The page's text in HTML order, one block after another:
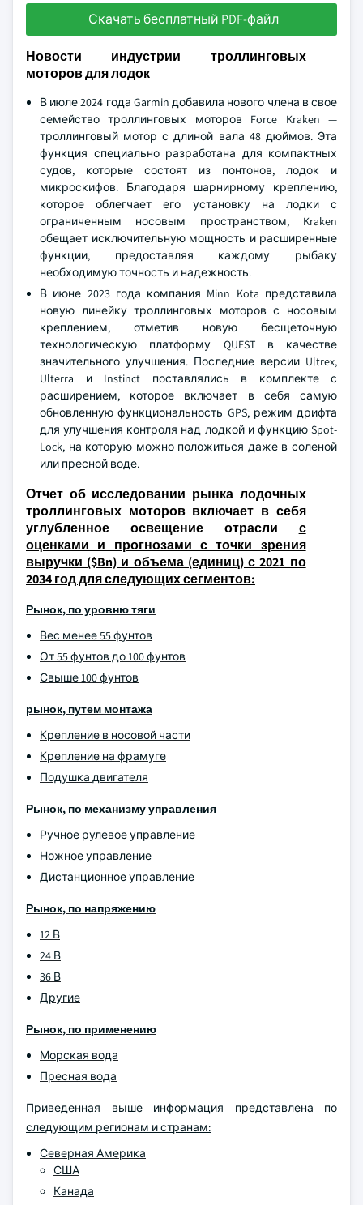
Скачать бесплатный PDF-файл
Новости индустрии троллинговых
моторов для лодок
В июле 2024 года Garmin добавила нового члена в свое
семейство троллинговых моторов Force Kraken —
троллинговый мотор с длиной вала 48 дюймов. Эта
функция специально разработана для компактных
судов, которые состоят из понтонов, лодок и
микроскифов. Благодаря шарнирному креплению,
которое облегчает его установку на лодки с
ограниченным носовым пространством, Kraken
обещает исключительную мощность и расширенные
функции, предоставляя каждому рыбаку
необходимую точность и надежность.
В июне 2023 года компания Minn Kota представила
новую линейку троллинговых моторов с носовым
креплением, отметив новую бесщеточную
технологическую платформу QUEST в качестве
значительного улучшения. Последние версии Ultrex,
Ulterra и Instinct поставлялись в комплекте с
расширением, которое включает в себя самую
обновленную функциональность GPS, режим дрифта
для улучшения контроля над лодкой и функцию Spot-
Lock, на которую можно положиться даже в соленой
или пресной воде.
Отчет об исследовании рынка лодочных
троллинговых моторов включает в себя
углубленное освещение отрасли с
оценками и прогнозами с точки зрения
выручки ($Bn) и объема (единиц) с 2021 по
2034 год для следующих сегментов:
Рынок, по уровню тяги
Вес менее 55 фунтов
От 55 фунтов до 100 фунтов
Свыше 100 фунтов
рынок, путем монтажа
Крепление в носовой части
Крепление на фрамуге
Подушка двигателя
Рынок, по механизму управления
Ручное рулевое управление
Ножное управление
Дистанционное управление
Рынок, по напряжению
12 В
24 В
36 В
Другие
Рынок, по применению
Морская вода
Пресная вода
Приведенная выше информация представлена по
следующим регионам и странам:
Северная Америка
США
Канада